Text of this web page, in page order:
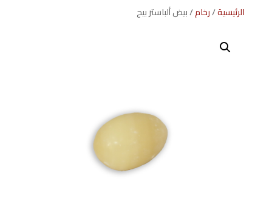
الرئيسية/رخام/ بيض ألباستر بيج